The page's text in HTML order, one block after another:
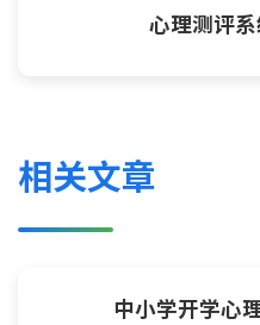
心理测评系
相关文章
中小学开学心